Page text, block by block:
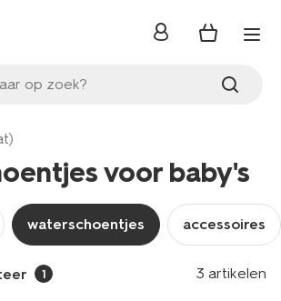
op zoek?
inloggen
voor baby's
waterschoentjes accessoires
1 3 artikelen